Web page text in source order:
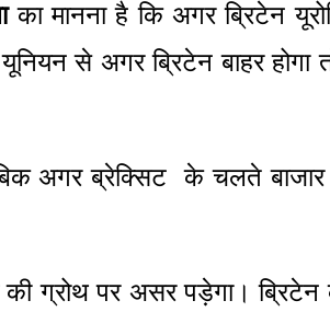
का मानना है कि अगर ब्रिटेन
से अगर ब्रिटेन बाहर
अगर ब्रेक्सिट  के चलते बाजार
ग्रोथ पर असर पड़ेगा।